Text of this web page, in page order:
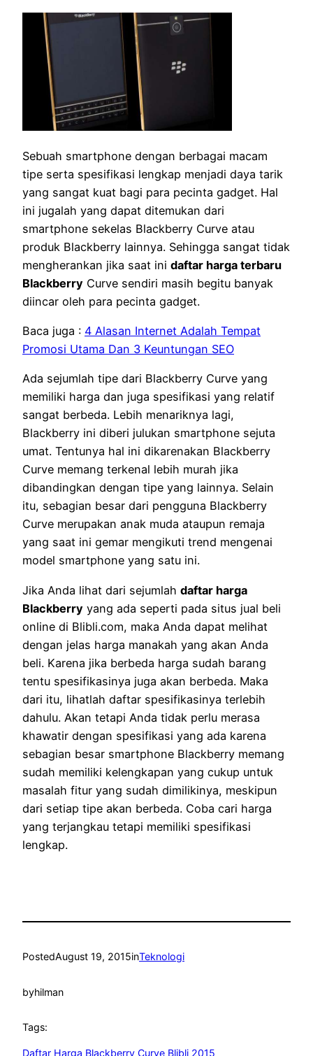
Sebuah smartphone dengan berbagai macam
tipe serta spesifikasi lengkap menjadi daya tarik
yang sangat kuat bagi para pecinta gadget. Hal
ini jugalah yang dapat ditemukan dari
smartphone sekelas Blackberry Curve atau
produk Blackberry lainnya. Sehingga sangat tidak
mengherankan jika saat ini daftar harga terbaru
Blackberry Curve sendiri masih begitu banyak
diincar oleh para pecinta gadget.
Baca juga : 4 Alasan Internet Adalah Tempat
Promosi Utama Dan 3 Keuntungan SEO
Ada sejumlah tipe dari Blackberry Curve yang
memiliki harga dan juga spesifikasi yang relatif
sangat berbeda. Lebih menariknya lagi,
Blackberry ini diberi julukan smartphone sejuta
umat. Tentunya hal ini dikarenakan Blackberry
Curve memang terkenal lebih murah jika
dibandingkan dengan tipe yang lainnya. Selain
itu, sebagian besar dari pengguna Blackberry
Curve merupakan anak muda ataupun remaja
yang saat ini gemar mengikuti trend mengenai
model smartphone yang satu ini.
Jika Anda lihat dari sejumlah daftar harga
Blackberry yang ada seperti pada situs jual beli
online di Blibli.com, maka Anda dapat melihat
dengan jelas harga manakah yang akan Anda
beli. Karena jika berbeda harga sudah barang
tentu spesifikasinya juga akan berbeda. Maka
dari itu, lihatlah daftar spesifikasinya terlebih
dahulu. Akan tetapi Anda tidak perlu merasa
khawatir dengan spesifikasi yang ada karena
sebagian besar smartphone Blackberry memang
sudah memiliki kelengkapan yang cukup untuk
masalah fitur yang sudah dimilikinya, meskipun
dari setiap tipe akan berbeda. Coba cari harga
yang terjangkau tetapi memiliki spesifikasi
lengkap.
PostedAugust 19, 2015inTeknologi
byhilman
Tags:
Daftar Harga Blackberry Curve Blibli 2015